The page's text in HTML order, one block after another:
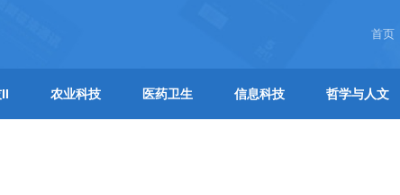
首页
农业科技 医药卫生 信息科技 哲学与人文